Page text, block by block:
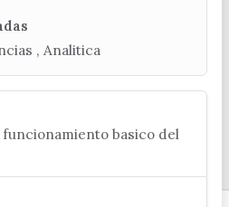
CP 29740 - Torre del Mar
Necesarias , Preferencias , Analitica
funcionamiento basico del